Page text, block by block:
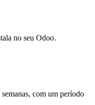
no seu Odoo.
com um período